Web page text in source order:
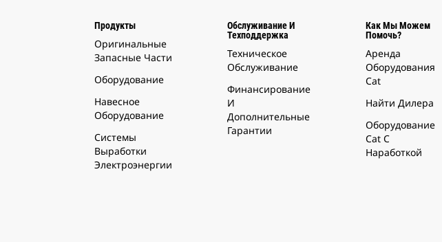
Продукты
Оригинальные
Запасные Части
Оборудование
Навесное
Оборудование
Системы
Выработки
Электроэнергии
Обслуживание И
Техподдержка
Техническое
Обслуживание
Финансирование
И
Дополнительные
Гарантии
Как Мы Можем
Помочь?
Аренда
Оборудования
Cat
Найти Дилера
Оборудование
Cat С
Наработкой